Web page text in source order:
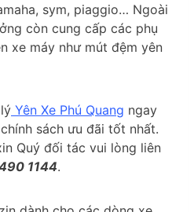
sym, piaggio… Ngoài
còn cung cấp các phụ
xe máy như mút đệm yên
Yên Xe Phú Quang ngay
sách ưu đãi tốt nhất.
Quý đối tác vui lòng liên
1144.